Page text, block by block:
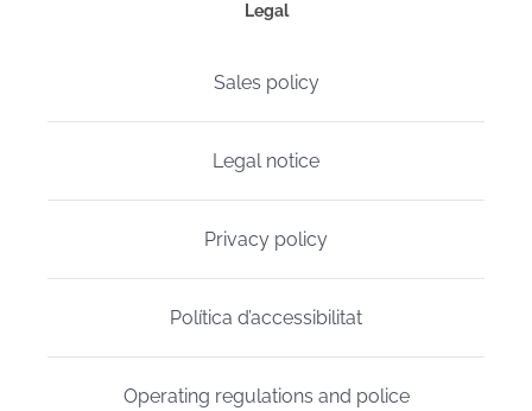
Legal
Sales policy
Legal notice
Privacy policy
Política d’accessibilitat
Operating regulations and police